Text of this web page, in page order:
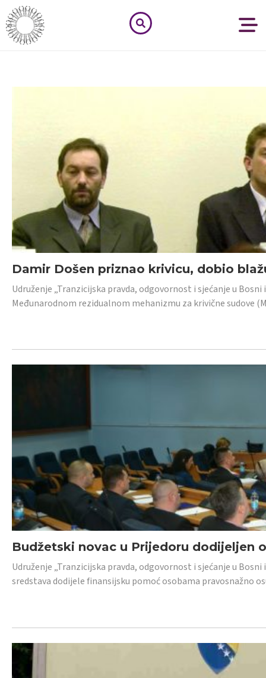
Damir Došen priznao krivicu, dobio
Udruženje „Tranzicijska pravda, odgovornost i sjećanje u
Međunarodnom rezidualnom mehanizmu za krivične sudove
Budžetski novac u Prijedoru dodijeljen
Udruženje „Tranzicijska pravda, odgovornost i sjećanje u
sredstava dodijele finansijsku pomoć osobama pravosnažno